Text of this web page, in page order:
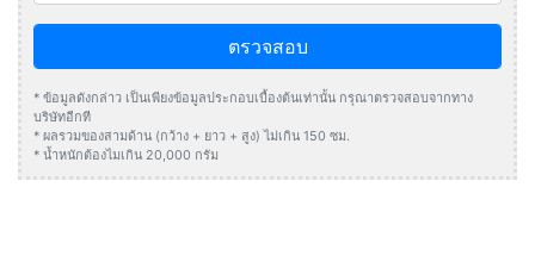
ตรวจสอบ
* ข้อมูลดังกล่าว เป็นเพียงข้อมูลประกอบเบื้องต้นเท่านั้น กรุณาตรวจสอบจากทาง
บริษัทอีกที
* ผลรวมของสามด้าน (กว้าง + ยาว + สูง) ไม่เกิน 150 ซม.
* น้ำหนักต้องไมเกิน 20,000 กรัม